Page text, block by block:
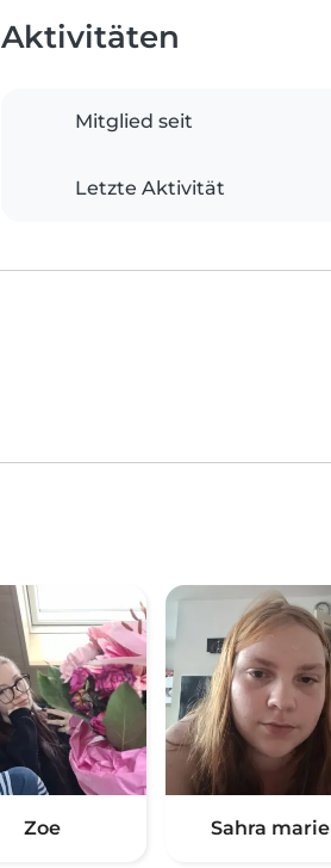
Aktivitäten
Mitglied seit
Letzte Aktivität
Zoe Sahra marie